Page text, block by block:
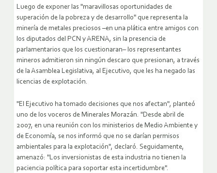
Luego de exponer las "maravillosas oportunidades de
superación de la pobreza y de desarrollo" que representa la
minería de metales preciosos –en una plática entre amigos con
los diputados del PCN y ARENA, sin la presencia de
parlamentarios que los cuestionaran– los representantes
mineros admitieron sin ningún descaro que presionan, a través
de la Asamblea Legislativa, al Ejecutivo, que les ha negado las
licencias de explotación.
"El Ejecutivo ha tomado decisiones que nos afectan", planteó
uno de los voceros de Minerales Morazán. "Desde abril de
2007, en una reunión con los ministerios de Medio Ambiente y
de Economía, se nos informó que no se darían permisos
ambientales para la explotación", declaró. Seguidamente,
amenazó: "Los inversionistas de esta industria no tienen la
paciencia política para soportar esta incertidumbre".